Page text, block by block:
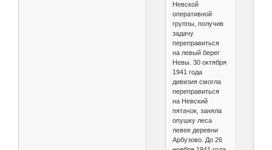
Невской
оперативной
группы, получив
задачу
переправиться
на левый берег
Невы. 30 октября
1941 года
дивизия смогла
переправиться
на Невский
пятачок, заняла
опушку леса
левее деревни
Арбузово. До 26